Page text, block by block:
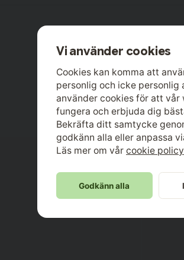
Vi använder cookies
Cookies kan komma att
personlig och icke personlig
använder cookies för att vår
fungera och erbjuda dig
Bekräfta ditt samtycke
godkänn alla eller anpassa
Läs mer om vår cookie policy
Godkänn alla